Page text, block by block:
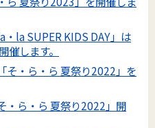
la SUPER KIDS DAY」は
します。
そ・ら・ら 夏祭り2022」を
・ら・ら 夏祭り2022」開